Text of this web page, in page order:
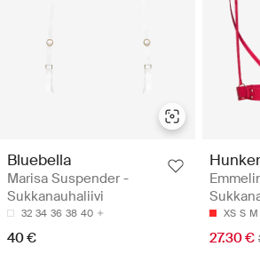
Bluebella
Marisa Suspender -
Sukkanauhaliivi
32 34 36 38 40
40 €
XS S M
27.30 €